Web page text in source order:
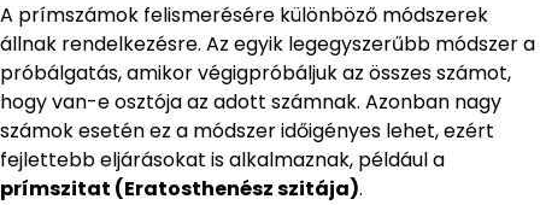
A prímszámok felismerésére különböző módszerek
állnak rendelkezésre. Az egyik legegyszerűbb módszer a
próbálgatás, amikor végigpróbáljuk az összes számot,
hogy van-e osztója az adott számnak. Azonban nagy
számok esetén ez a módszer időigényes lehet, ezért
fejlettebb eljárásokat is alkalmaznak, például a
prímszitat (Eratosthenész szitája).